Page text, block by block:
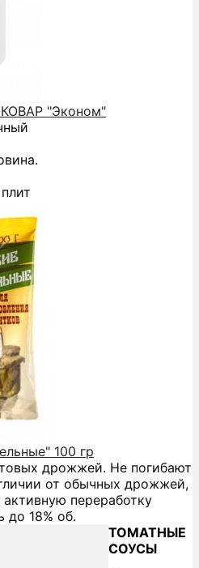
"Эконом"
100 гр
дрожжей. Не погибают
от обычных дрожжей,
переработку
до 18% об.
ТОМАТНЫЕ
СОУСЫ